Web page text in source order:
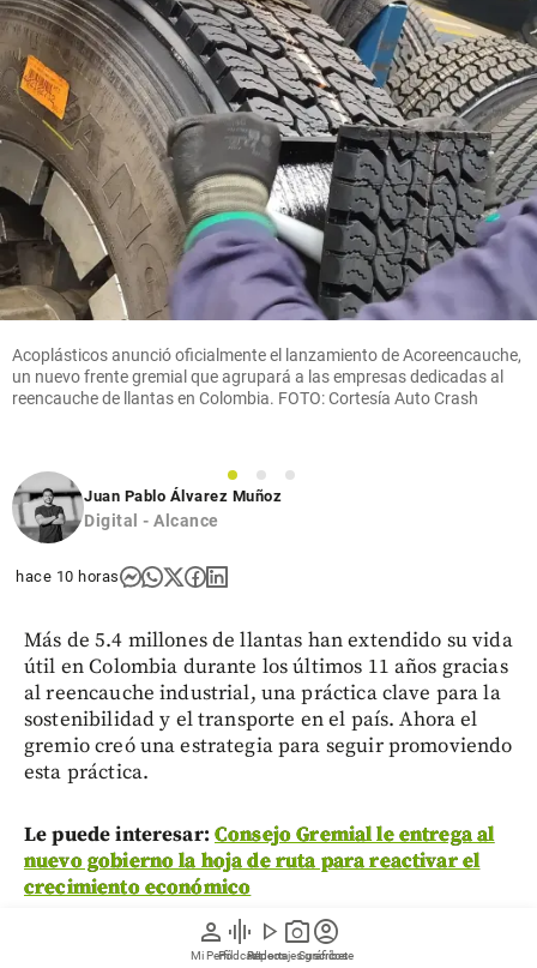
person
Mi Perfil
graphic_eq
Pódcast
play_arrow
Videos
photo_camera
Reportajes gráficos
account_circle
Suscríbete
Acoplásticos anunció oficialmente el lanzamiento de Acoreencauche,
un nuevo frente gremial que agrupará a las empresas dedicadas al
reencauche de llantas en Colombia. FOTO: Cortesía Auto Crash
1 2
3
Juan Pablo Álvarez Muñoz
Digital - Alcance
hace 10 horas
Más de 5.4 millones de llantas han extendido su vida
útil en Colombia durante los últimos 11 años gracias
al reencauche industrial, una práctica clave para la
sostenibilidad y el transporte en el país. Ahora el
gremio creó una estrategia para seguir promoviendo
esta práctica.
Le puede interesar: Consejo Gremial le entrega al
nuevo gobierno la hoja de ruta para reactivar el
crecimiento económico